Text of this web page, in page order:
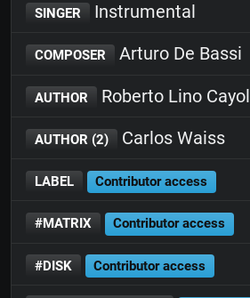
SINGER Instrumental
COMPOSER Arturo De Bassi
AUTHOR Roberto Lino Cayol
AUTHOR (2) Carlos Waiss
LABEL Contributor access
#MATRIX Contributor access
#DISK Contributor access